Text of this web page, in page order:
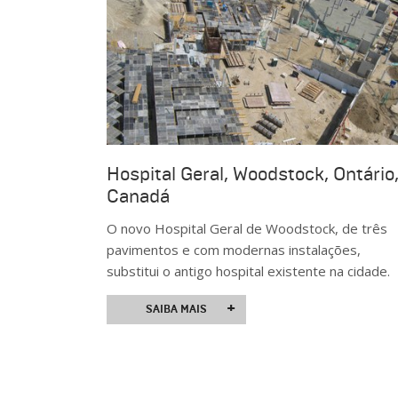
Hospital Geral, Woodstock, Ontário,
Canadá
O novo Hospital Geral de Woodstock, de três
pavimentos e com modernas instalações,
substitui o antigo hospital existente na cidade.
SAIBA MAIS +